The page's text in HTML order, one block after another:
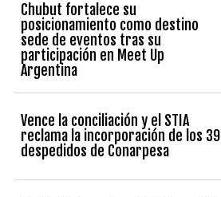
Chubut fortalece su
posicionamiento como destino
sede de eventos tras su
participación en Meet Up
Argentina
Vence la conciliación y el STIA
reclama la incorporación de los 39
despedidos de Conarpesa